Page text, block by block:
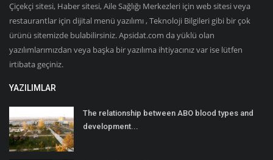
Çiçekçi sitesi, Haber sitesi, Aile Sağlığı Merkezleri için web sitesi veya
restaurantlar için dijital menü yazılımı , Teknoloji Bilgileri gibi bir çok
ürünü sitemizde bulabilirsiniz. Apsidat.com da yüklü olan
yazılımlarımızdan veya başka bir yazılıma ihtiyacınız var ise lütfen
irtibata geçiniz.
YAZILIMLAR
The relationship between ABO blood types and
development...